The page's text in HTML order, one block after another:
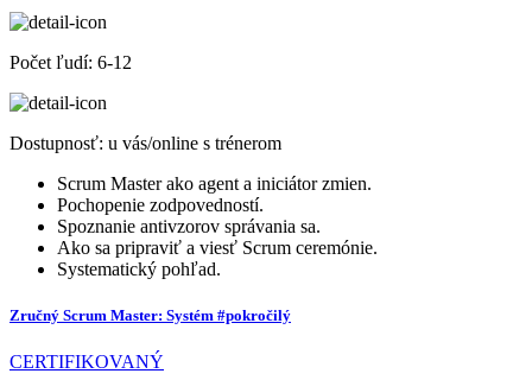
Počet ľudí: 6-12
Dostupnosť: u vás/online s trénerom
Scrum Master ako agent a iniciátor zmien.
Pochopenie zodpovedností.
Spoznanie antivzorov správania sa.
Ako sa pripraviť a viesť Scrum ceremónie.
Systematický pohľad.
Zručný Scrum Master: Systém #pokročilý
CERTIFIKOVANÝ